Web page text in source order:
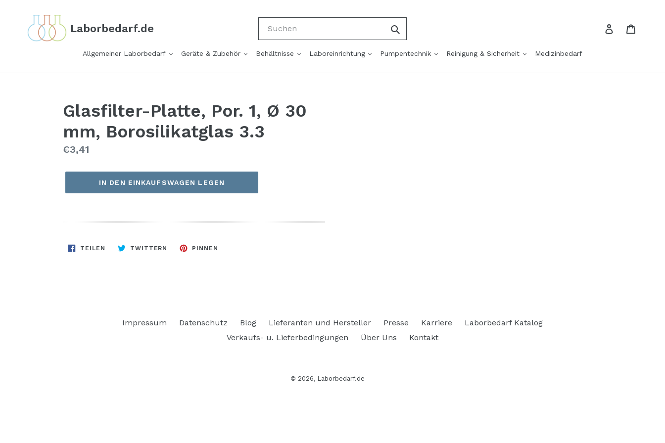
Suchen
Laborbedarf.de Einloggen
Allgemeiner Laborbedarf Geräte & Zubehör Behältnisse Laboreinrichtung Pumpentechnik Reinigung & Sicherheit Medizinbedarf
Glasfilter-Platte, Por. 1, Ø 30
mm, Borosilikatglas 3.3
Normaler
€3,41
IN DEN EINKAUFSWAGEN LEGEN
TEILEN
FACEBOOK
TWITTERN AUF
TWITTER
PINNEN
Impressum Datenschutz Blog Lieferanten und Hersteller Presse Karriere
Laborbedarf Katalog
Verkaufs- u. Lieferbedingungen
Über Uns Kontakt
© 2026, Laborbedarf.de